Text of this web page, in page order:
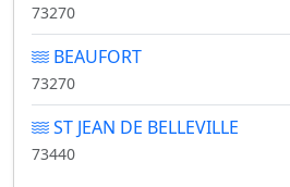
73270
BEAUFORT
73270
ST JEAN DE BELLEVILLE
73440